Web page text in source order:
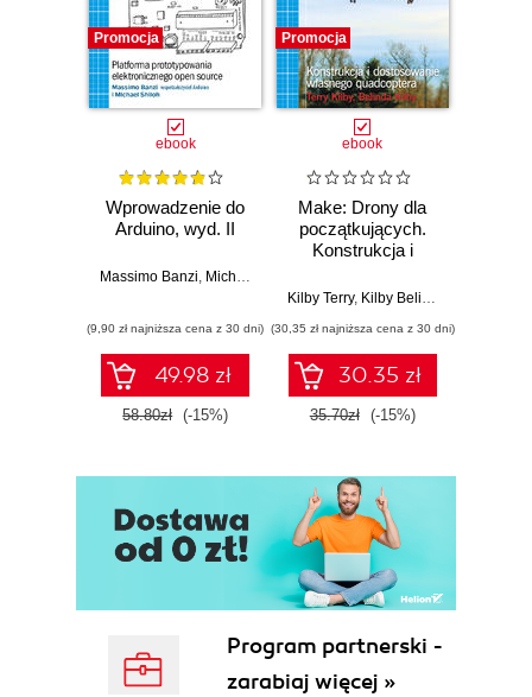
Promocja
ebook
Wprowadzenie do
Arduino, wyd. II
Massimo Banzi Michael Shiloh
(9,90 zł najniższa cena z 30 dni)
49.98 zł
58.80zł (-15%)
Promocja
ebook
Make: Drony dla
początkujących.
Konstrukcja i
własnego
Kilby Terry, Kilby Belinda
(30,35 zł najniższa cena z 30 dni)
30.35 zł
35.70zł (-15%)
Program partnerski -
zarabiaj więcej »